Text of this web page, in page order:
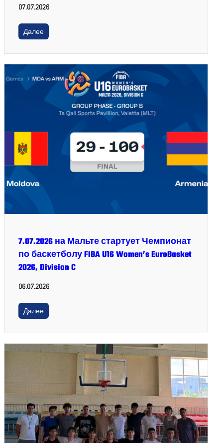
07.07.2026
Далее
7.07.2026 на Мальте стартует Чемпионат
по баскетболу FIBA U16 Women’s EuroBasket
2026, Division C
06.07.2026
Далее